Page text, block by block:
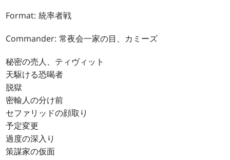
Format: 統率者戦
Commander: 常夜会一家の目、カミーズ
秘密の売人、ティヴィット
天駆ける恐喝者
脱獄
密輸人の分け前
セファリッドの顔取り
予定変更
過度の深入り
策謀家の仮面